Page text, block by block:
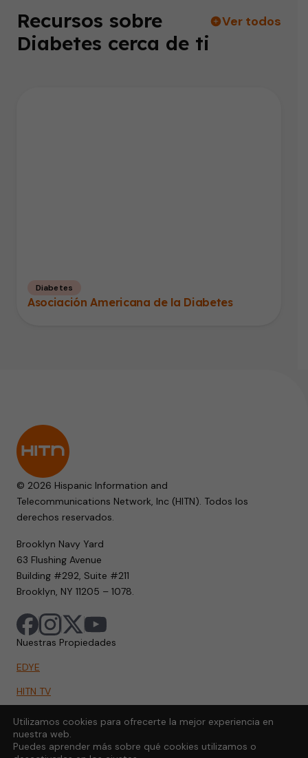
Recursos sobre
Diabetes cerca de ti
Ver todos
Diabetes
Asociación Americana de la Diabetes
© 2026 Hispanic Information and
Telecommunications Network, Inc (HITN). Todos los
derechos reservados.
Brooklyn Navy Yard
63 Flushing Avenue
Building #292, Suite #211
Brooklyn, NY 11205 – 1078.
Nuestras Propiedades
EDYE
HITN TV
HITN.ORG
HITN GO
Utilizamos cookies para ofrecerte la mejor experiencia en
nuestra web.
Puedes aprender más sobre qué cookies utilizamos o